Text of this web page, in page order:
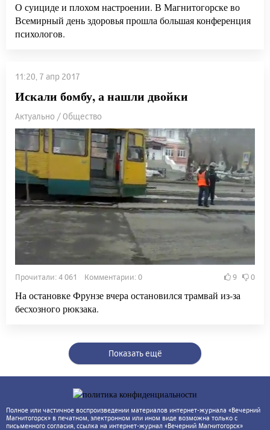
О суициде и плохом настроении. В Магнитогорске во
Всемирный день здоровья прошла большая конференция
психологов.
11:20, 7 апр 2017
Искали бомбу, а нашли двойки
Актуально / Общество
Прочитали: 4 061 Комментарии: 0 9 0
На остановке Фрунзе вчера остановился трамвай из-за
бесхозного рюкзака.
Показать ещё
Полное или частичное воспроизведении материалов интернет-журнала «Вечерний
Магнитогорск» в печатном, электронном или ином виде возможна только с
письменного согласия, ссылка на интернет-журнал «Вечерний Магнитогорск»